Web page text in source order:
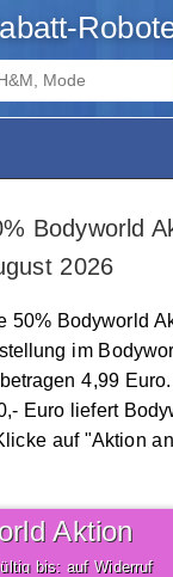
Bodyworld
2026
50% Bodyworld
im
4,99
Euro liefert
auf "Aktion
Aktion
bis: auf Widerruf